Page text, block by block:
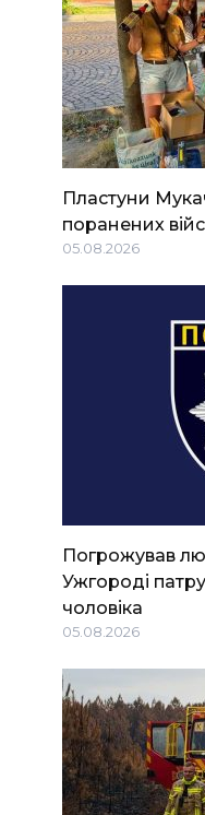
Пластуни
поранених
05.08.2026
Погрожував
Ужгороді
чоловіка
05.08.2026